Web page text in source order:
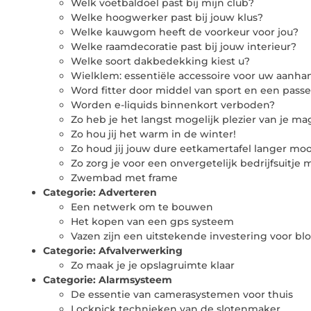
Welk voetbaldoel past bij mijn club?
Welke hoogwerker past bij jouw klus?
Welke kauwgom heeft de voorkeur voor jou?
Welke raamdecoratie past bij jouw interieur?
Welke soort dakbedekking kiest u?
Wielklem: essentiële accessoire voor uw
Word fitter door middel van sport en een
Worden e-liquids binnenkort verboden?
Zo heb je het langst mogelijk plezier van je
Zo hou jij het warm in de winter!
Zo houd jij jouw dure eetkamertafel langer
Zo zorg je voor een onvergetelijk bedrijfsuitje
Zwembad met frame
Categorie: Adverteren
Een netwerk om te bouwen
Het kopen van een gps systeem
Vazen zijn een uitstekende investering voor
Categorie: Afvalverwerking
Zo maak je je opslagruimte klaar
Categorie: Alarmsysteem
De essentie van camerasystemen voor thuis